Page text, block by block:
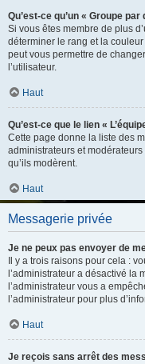
Qu’est-ce qu’un « Groupe par
Si vous êtes membre de plus
déterminer le rang et la
peut vous permettre de
l’utilisateur.
Haut
Qu’est-ce que le lien «
Cette page donne la liste des
administrateurs et
qu’ils modèrent.
Haut
Messagerie privée
Je ne peux pas envoyer de
Il y a trois raisons pour cela :
l’administrateur a désactivé la
l’administrateur vous a
l’administrateur pour plus
Haut
Je reçois sans arrêt des